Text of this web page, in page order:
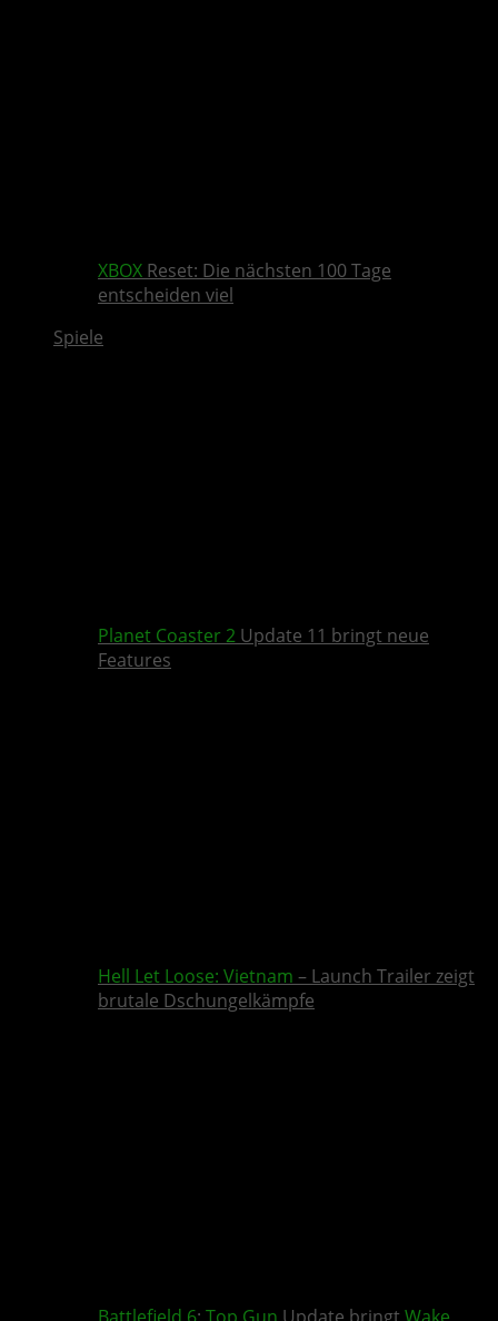
XBOX Reset: Die nächsten 100 Tage
entscheiden viel
Spiele
Planet Coaster 2 Update 11 bringt neue
Features
Hell Let Loose: Vietnam – Launch Trailer zeigt
brutale Dschungelkämpfe